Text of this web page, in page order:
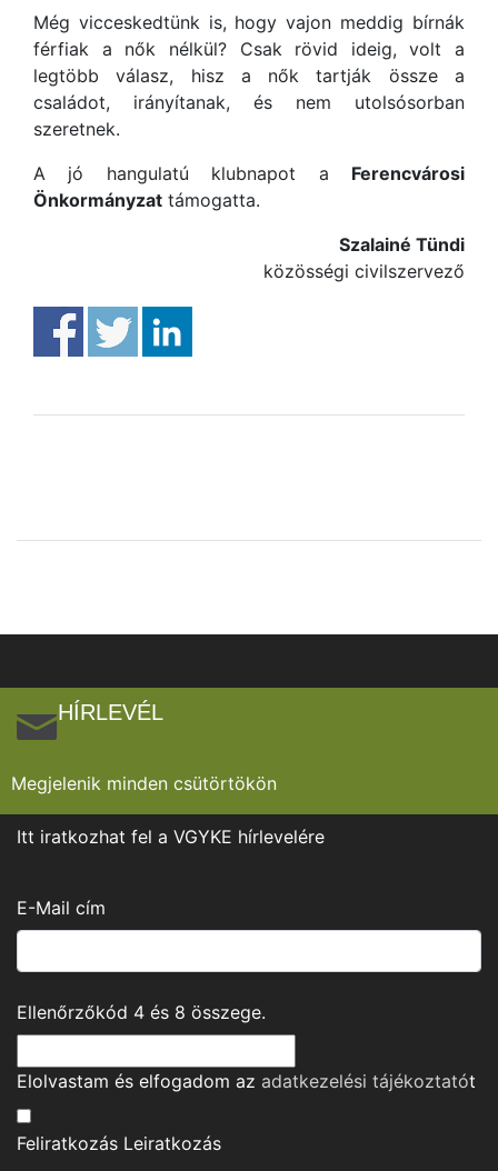
Még vicceskedtünk is, hogy vajon meddig bírnák
férfiak a nők nélkül? Csak rövid ideig, volt a
legtöbb válasz, hisz a nők tartják össze a
családot, irányítanak, és nem utolsósorban
szeretnek.
A jó hangulatú klubnapot a Ferencvárosi
Önkormányzat támogatta.
Szalainé Tündi
közösségi civilszervező
HÍRLEVÉL
Megjelenik minden csütörtökön
Itt iratkozhat fel a VGYKE hírlevelére
E-Mail cím
Ellenőrzőkód 4 és 8 összege.
Elolvastam és elfogadom az adatkezelési tájékoztatót
Feliratkozás Leiratkozás